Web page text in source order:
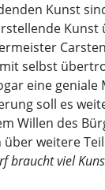
Kunst
selbst
eine geniale
soll es
Willen des
weitere
braucht viel